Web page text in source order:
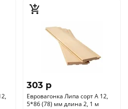
303 p
Евровагонка Липа сорт А 12,
5*86 (78) мм длина 2, 1 м